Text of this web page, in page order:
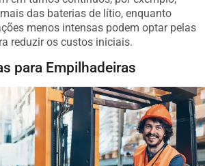
das baterias de lítio, enquanto
menos intensas podem optar pelas
reduzir os custos iniciais.
para Empilhadeiras